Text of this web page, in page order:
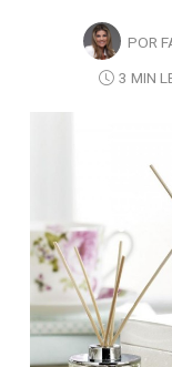
POR
3 MIN